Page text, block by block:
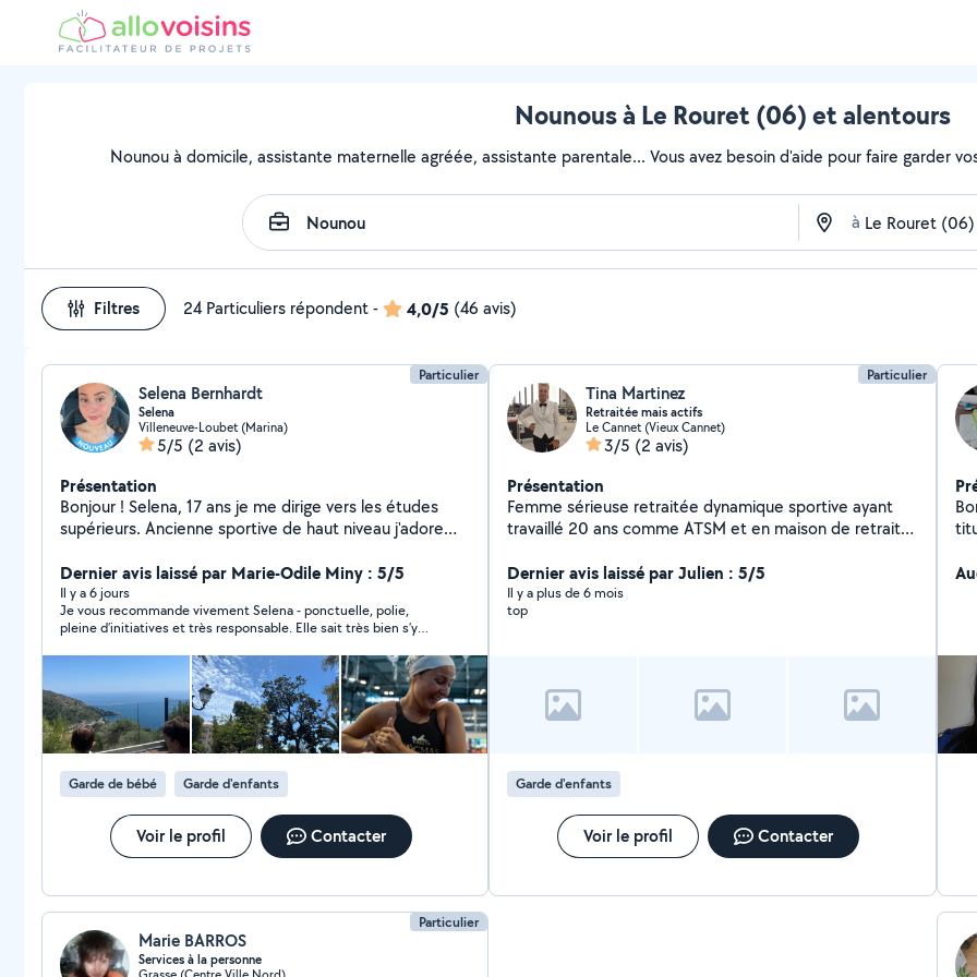
Nounous à Le Rouret (06) et alentours
Nounou à domicile, assistante maternelle agréée, assistante parentale... Vous avez besoin d'aide pour faire garder
à
Filtres 24 Particuliers répondent- 4,0/5 (46 avis)
Particulier
Selena Bernhardt
Selena
Villeneuve-Loubet (Marina)
5/5 (2 avis)
Présentation
Bonjour ! Selena, 17 ans je me dirige vers les études
supérieurs. Ancienne sportive de haut niveau j'adore
de 11 ans, j'ai l'habitude de m'occuper de lui ! Dans mon
club de sport j'avais l'habitude d'organiser des petites
activités avec les plus petits du groupe je trouvais ça
super amusant. J'adore trouver des activités créatives.
J'aime beaucoup lire alors j'adorerais faire la lecture si
les enfants aiment ça :)
Dernier avis laissé par Marie-Odile Miny : 5/5
Il y a 6 jours
Je vous recommande vivement Selena - ponctuelle, polie,
pleine d’initiatives et très responsable. Elle sait très bien s’y
s’occuper de nos enfants.
Garde de bébé Garde d'enfants
Voir le profil Contacter
Particulier
Tina Martinez
Retraitée mais actifs
Le Cannet (Vieux Cannet)
3/5 (2 avis)
Présentation
Femme sérieuse retraitée dynamique sportive ayant
travaillé 20 ans comme ATSM et en maison de retraite
d'enfants,ménage, et m'occuper de personnes âgées
les promener, les accompagnés faire leurs courses je
suis véhiculé. Recherche sur le Cannet, Cannes merci.
Dernier avis laissé par Julien : 5/5
Il y a plus de 6 mois
top
Garde d'enfants
Voir le profil Contacter
la
Particulier
Marie BARROS
Services à la personne